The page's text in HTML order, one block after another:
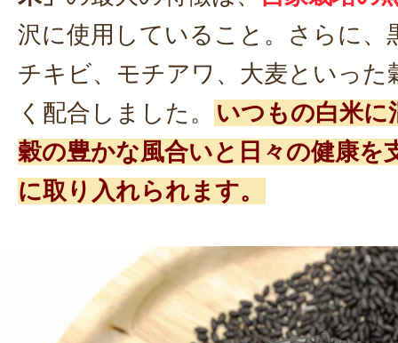
沢に使用していること。さらに、
チキビ、モチアワ、大麦といった
く配合しました。
いつもの白米に
穀の豊かな風合いと日々の健康を
に取り入れられます。